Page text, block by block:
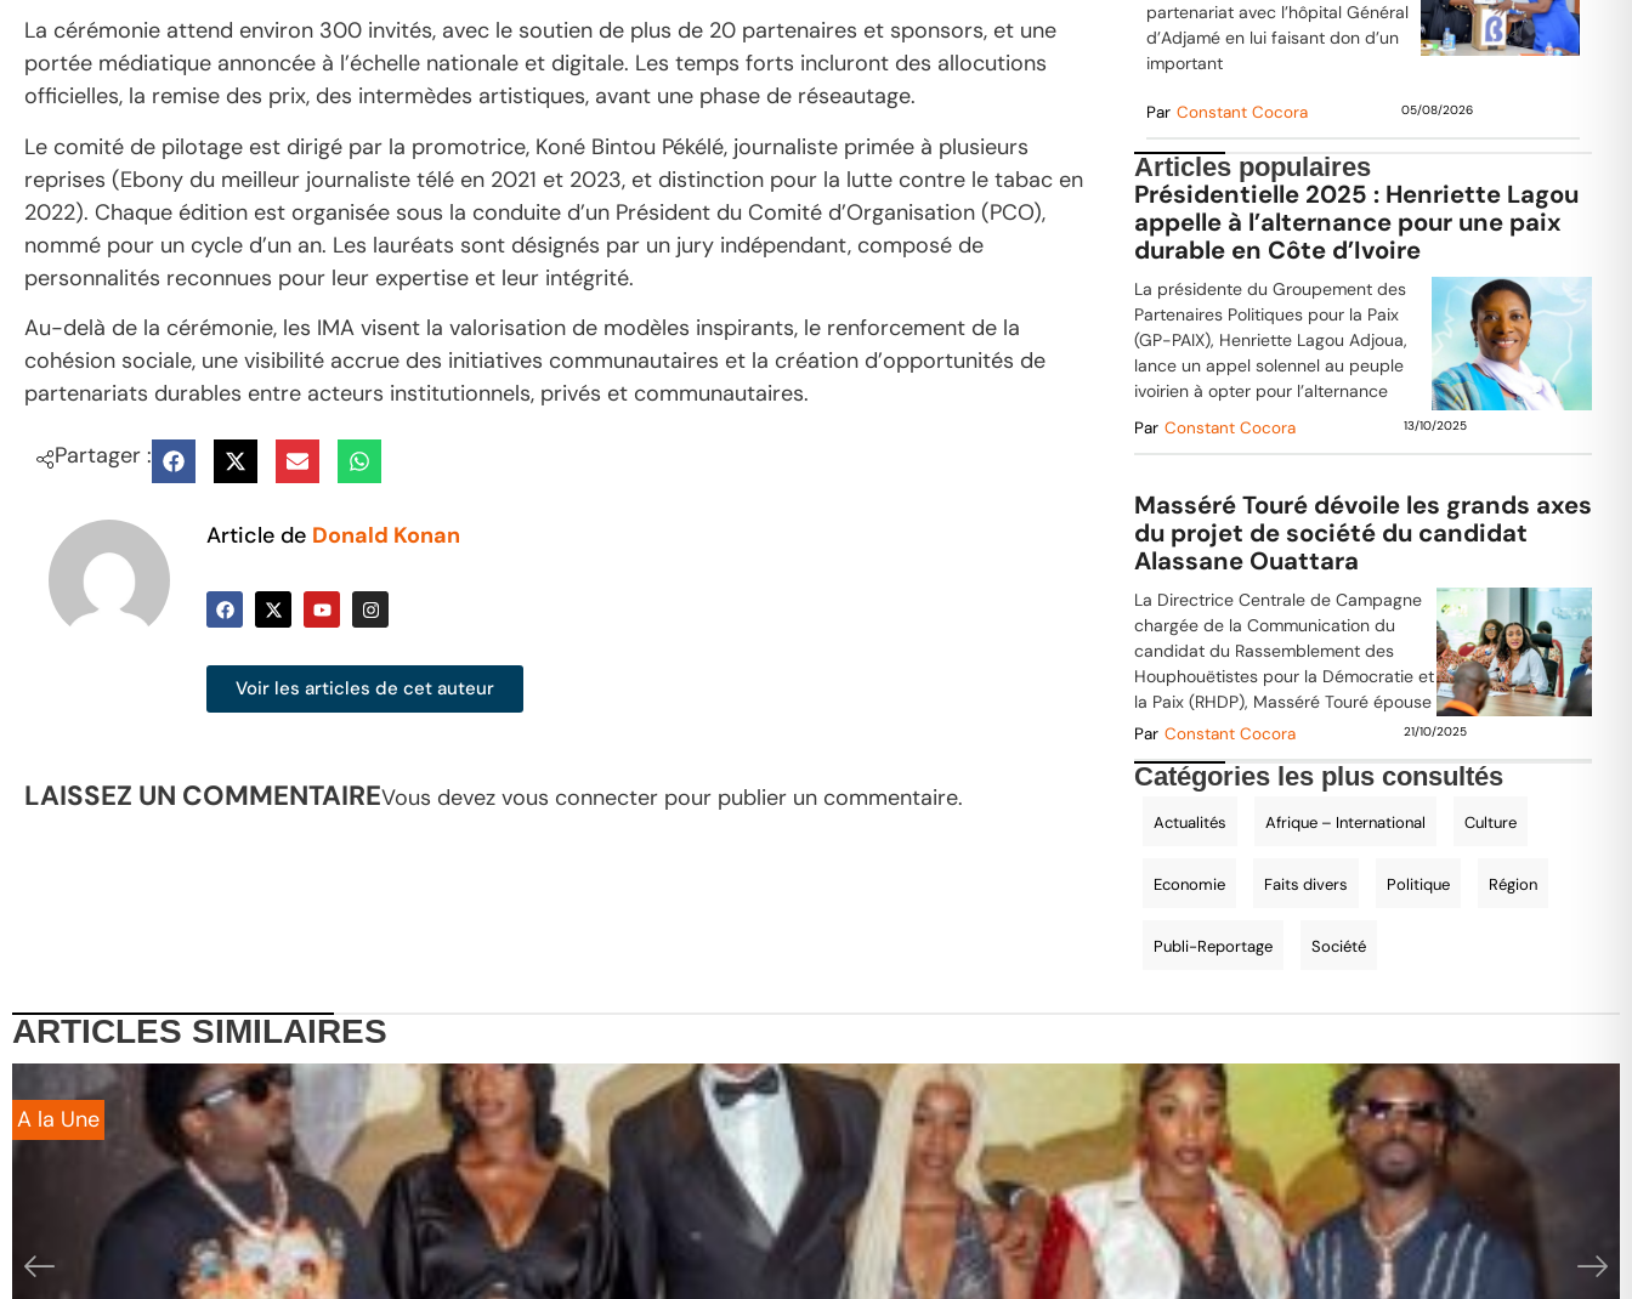
La cérémonie attend environ 300 invités, avec le soutien de plus de 20 partenaires et sponsors, et une
portée médiatique annoncée à l’échelle nationale et digitale. Les temps forts incluront des allocutions
officielles, la remise des prix, des intermèdes artistiques, avant une phase de réseautage.
Le comité de pilotage est dirigé par la promotrice, Koné Bintou Pékélé, journaliste primée à plusieurs
reprises (Ebony du meilleur journaliste télé en 2021 et 2023, et distinction pour la lutte contre le tabac en
2022). Chaque édition est organisée sous la conduite d’un Président du Comité d’Organisation (PCO),
nommé pour un cycle d’un an. Les lauréats sont désignés par un jury indépendant, composé de
personnalités reconnues pour leur expertise et leur intégrité.
Au-delà de la cérémonie, les IMA visent la valorisation de modèles inspirants, le renforcement de la
cohésion sociale, une visibilité accrue des initiatives communautaires et la création d’opportunités de
partenariats durables entre acteurs institutionnels, privés et communautaires.
Partager :
Article de Donald Konan
Voir les articles de cet auteur
LAISSEZ UN COMMENTAIREVous devez vous connecter pour publier un commentaire.
partenariat avec l’hôpital Général
d’Adjamé en lui faisant don d’un
important
Par Constant Cocora 05/08/2026
Articles populaires
Présidentielle 2025 : Henriette Lagou
appelle à l’alternance pour une paix
durable en Côte d’Ivoire
La présidente du Groupement des
Partenaires Politiques pour la Paix
(GP-PAIX), Henriette Lagou Adjoua,
lance un appel solennel au peuple
ivoirien à opter pour l’alternance
Par Constant Cocora 13/10/2025
Masséré Touré dévoile les grands axes
du projet de société du candidat
Alassane Ouattara
La Directrice Centrale de Campagne
chargée de la Communication du
candidat du Rassemblement des
Houphouëtistes pour la Démocratie et
la Paix (RHDP), Masséré Touré épouse
Par Constant Cocora 21/10/2025
Catégories les plus consultés
Actualités Afrique – International Culture
Economie Faits divers Politique Région
Publi-Reportage Société
ARTICLES SIMILAIRES
A la Une